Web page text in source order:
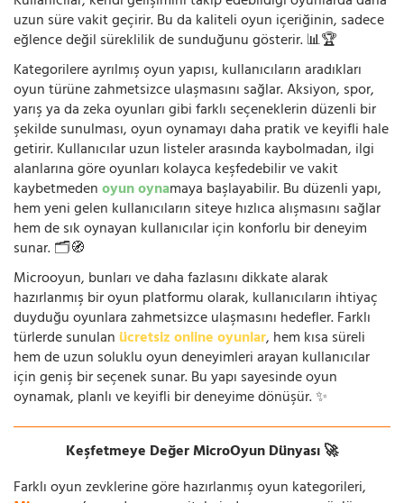
uzun süre vakit geçirir. Bu da kaliteli oyun içeriğinin, sadece
eğlence değil süreklilik de sunduğunu gösterir. 📊🏆
Kategorilere ayrılmış oyun yapısı, kullanıcıların aradıkları
oyun türüne zahmetsizce ulaşmasını sağlar. Aksiyon, spor,
yarış ya da zeka oyunları gibi farklı seçeneklerin düzenli bir
şekilde sunulması, oyun oynamayı daha pratik ve keyifli hale
getirir. Kullanıcılar uzun listeler arasında kaybolmadan, ilgi
alanlarına göre oyunları kolayca keşfedebilir ve vakit
kaybetmedenoyun oynamaya başlayabilir. Bu düzenli yapı,
hem yeni gelen kullanıcıların siteye hızlıca alışmasını sağlar
hem de sık oynayan kullanıcılar için konforlu bir deneyim
sunar. 🗂️🧭
Microoyun, bunları ve daha fazlasını dikkate alarak
hazırlanmış bir oyun platformu olarak, kullanıcıların ihtiyaç
duyduğu oyunlara zahmetsizce ulaşmasını hedefler. Farklı
türlerde sunulan ücretsiz online oyunlar, hem kısa süreli
hem de uzun soluklu oyun deneyimleri arayan kullanıcılar
için geniş bir seçenek sunar. Bu yapı sayesinde oyun
oynamak, planlı ve keyifli bir deneyime dönüşür. ✨
Keşfetmeye Değer MicroOyun Dünyası 🚀
Farklı oyun zevklerine göre hazırlanmış oyun kategorileri,